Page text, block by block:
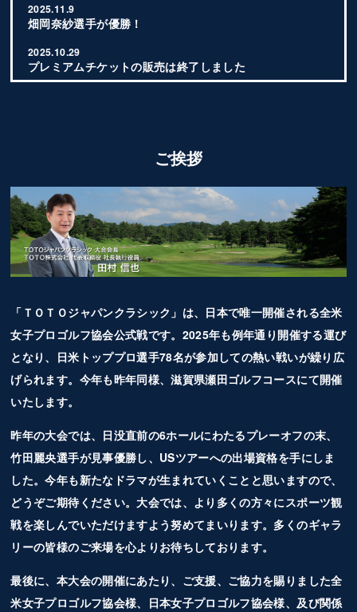
2025.11.9
畑岡奈紗選手が優勝！
2025.10.29
プレミアムチケットの販売は終了しました
公開しました
2025.10.23
LPGA出場選手 公開しました
2025.10.21
ギャラリーサービス ページを公開しました
チャリティー活動 ページを公開しました
2025.10.17
オリジナルグッズ
2025.10.7
ボランティア募集は終了しました
2025.9.12
2025.8.25
ボランティア募集 を開始しました
2025.8.20
2025年大会のホームページにリニューアルしました
ご挨拶
「ＴＯＴＯジャパンクラシック」は、日本で唯一開催される全米
女子プロゴルフ協会公式戦です。2025年も例年通り開催する運び
となり、日米トッププロ選手78名が参加しての熱い戦いが繰り広
げられます。今年も昨年同様、滋賀県瀬田ゴルフコースにて開催
いたします。
昨年の大会では、日没直前の6ホールにわたるプレーオフの末、
竹田麗央選手が見事優勝し、USツアーへの出場資格を手にしま
した。今年も新たなドラマが生まれていくことと思いますので、
どうぞご期待ください。大会では、より多くの方々にスポーツ観
戦を楽しんでいただけますよう努めてまいります。多くのギャラ
リーの皆様のご来場を心よりお待ちしております。
最後に、本大会の開催にあたり、ご支援、ご協力を賜りました全
米女子プロゴルフ協会様、日本女子プロゴルフ協会様、及び関係